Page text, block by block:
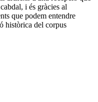
i és gràcies al
que podem entendre
històrica del corpus